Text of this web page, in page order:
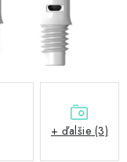
+ ďalšie (3)